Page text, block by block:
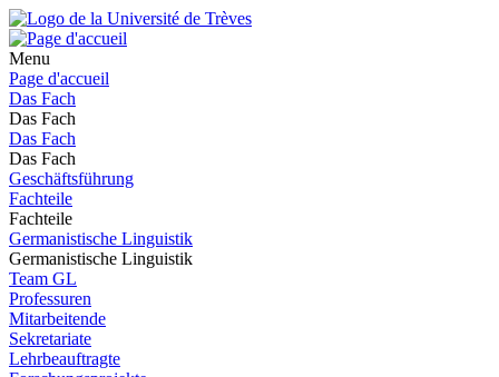
Menu
Page d'accueil
Das Fach
Das Fach
Das Fach
Das Fach
Geschäftsführung
Fachteile
Fachteile
Germanistische Linguistik
Germanistische Linguistik
Team GL
Professuren
Mitarbeitende
Sekretariate
Lehrbeauftragte